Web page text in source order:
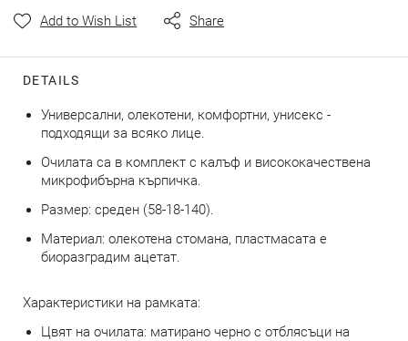
Add to Wish List Share
DETAILS
Универсални, олекотени, комфортни, унисекс -
подходящи за всяко лице.
Очилата са в комплект с калъф и висококачествена
микрофибърна кърпичка.
Размер: среден (58-18-140).
Материал: олекотена стомана, пластмасата е
биоразградим ацетат.
Характеристики на рамката:
Цвят на очилата: матирано черно с отблясъци на